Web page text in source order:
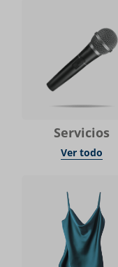
Servicios
Ver todo